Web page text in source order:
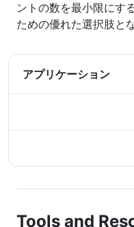
ントの数を最小限にす
ための優れた選択肢と
アプリケーション
Tools and